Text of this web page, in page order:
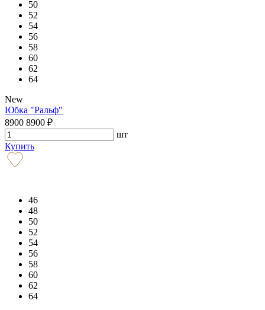
50
52
54
56
58
60
62
64
New
Юбка "Ральф"
8900 8900 ₽
шт
Купить
46
48
50
52
54
56
58
60
62
64